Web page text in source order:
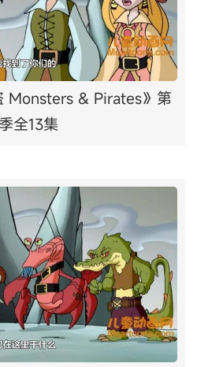
Monsters & Pirates》第
全13集